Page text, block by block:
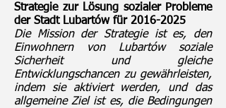
Strategie zur Lösung sozialer Probleme
der Stadt Lubartów für 2016-2025
Die Mission der Strategie ist es, den
Einwohnern von Lubartów soziale
Sicherheit und gleiche
Entwicklungschancen zu gewährleisten,
indem sie aktiviert werden, und das
allgemeine Ziel ist es, die Bedingungen